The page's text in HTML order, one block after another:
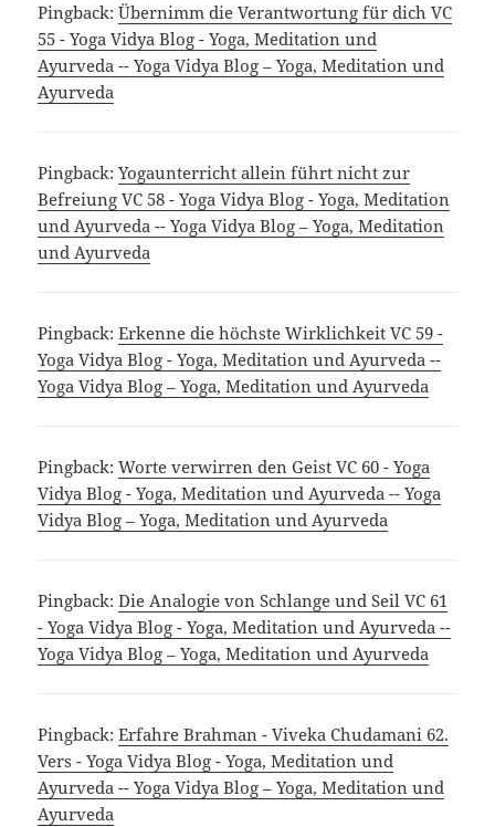
Pingback:Übernimm die Verantwortung für dich VC
55 - Yoga Vidya Blog - Yoga, Meditation und
Ayurveda -- Yoga Vidya Blog – Yoga, Meditation und
Ayurveda
Pingback:Yogaunterricht allein führt nicht zur
Befreiung VC 58 - Yoga Vidya Blog - Yoga, Meditation
und Ayurveda -- Yoga Vidya Blog – Yoga, Meditation
und Ayurveda
Pingback:Erkenne die höchste Wirklichkeit VC 59 -
Yoga Vidya Blog - Yoga, Meditation und Ayurveda --
Yoga Vidya Blog – Yoga, Meditation und Ayurveda
Pingback:Worte verwirren den Geist VC 60 - Yoga
Vidya Blog - Yoga, Meditation und Ayurveda -- Yoga
Vidya Blog – Yoga, Meditation und Ayurveda
Pingback:Die Analogie von Schlange und Seil VC 61
- Yoga Vidya Blog - Yoga, Meditation und Ayurveda --
Yoga Vidya Blog – Yoga, Meditation und Ayurveda
Pingback:Erfahre Brahman - Viveka Chudamani 62.
Vers - Yoga Vidya Blog - Yoga, Meditation und
Ayurveda -- Yoga Vidya Blog – Yoga, Meditation und
Ayurveda